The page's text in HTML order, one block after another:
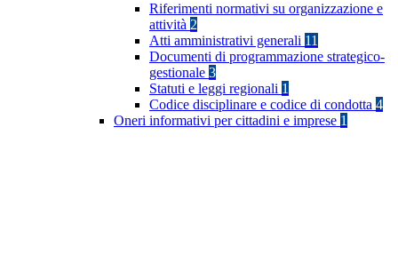
Riferimenti normativi su organizzazione e
attività 2
Atti amministrativi generali 11
Documenti di programmazione strategico-
gestionale 3
Statuti e leggi regionali 1
Codice disciplinare e codice di condotta 4
Oneri informativi per cittadini e imprese 1